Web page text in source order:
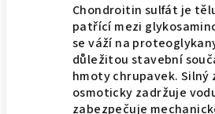
Chondroitin sulfát je
patřící mezi
se váží na
důležitou stavební
hmoty chrupavek. Silný
osmoticky zadržuje
zabezpečuje